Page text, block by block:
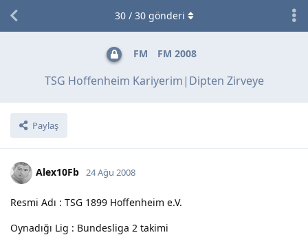
FM FM 2008
TSG Hoffenheim Kariyerim|Dipten Zirveye
Paylaş
30/ 30gönderi
Alex10Fb 24 Ağu 2008
Resmi Adı : TSG 1899 Hoffenheim e.V.
Oynadığı Lig : Bundesliga 2 takimi